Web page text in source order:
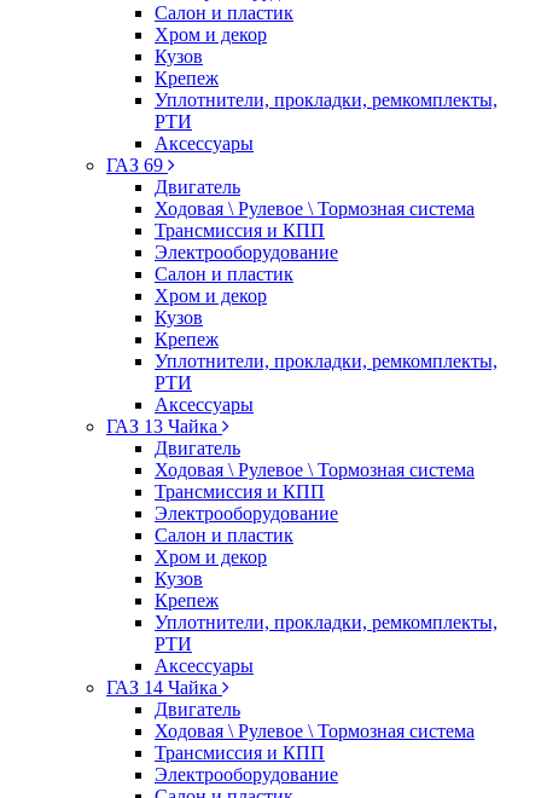
Салон и пластик
Хром и декор
Кузов
Крепеж
Уплотнители, прокладки, ремкомплекты,
РТИ
Аксессуары
ГАЗ 69
Двигатель
Ходовая \ Рулевое \ Тормозная система
Трансмиссия и КПП
Электрооборудование
Салон и пластик
Хром и декор
Кузов
Крепеж
Уплотнители, прокладки, ремкомплекты,
РТИ
Аксессуары
ГАЗ 13 Чайка
Двигатель
Ходовая \ Рулевое \ Тормозная система
Трансмиссия и КПП
Электрооборудование
Салон и пластик
Хром и декор
Кузов
Крепеж
Уплотнители, прокладки, ремкомплекты,
РТИ
Аксессуары
ГАЗ 14 Чайка
Двигатель
Ходовая \ Рулевое \ Тормозная система
Трансмиссия и КПП
Электрооборудование